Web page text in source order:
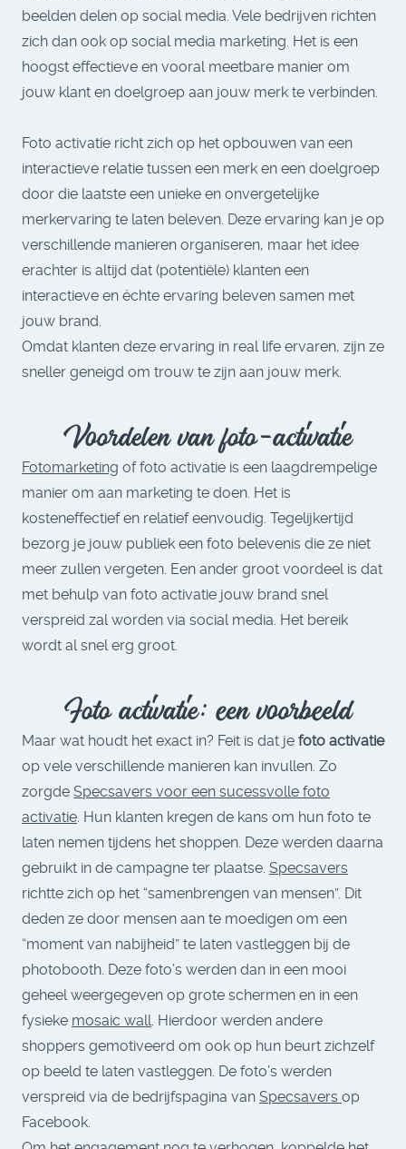
beelden delen op social media. Vele bedrijven richten
zich dan ook op social media marketing. Het is een
hoogst effectieve en vooral meetbare manier om
jouw klant en doelgroep aan jouw merk te verbinden.
Foto activatie richt zich op het opbouwen van een
interactieve relatie tussen een merk en een doelgroep
door die laatste een unieke en onvergetelijke
merkervaring te laten beleven. Deze ervaring kan je op
verschillende manieren organiseren, maar het idee
erachter is altijd dat (potentiële) klanten een
interactieve en échte ervaring beleven samen met
jouw brand.
Omdat klanten deze ervaring in real life ervaren, zijn ze
sneller geneigd om trouw te zijn aan jouw merk.
Voordelen van foto-activatie
Fotomarketing of foto activatie is een laagdrempelige
manier om aan marketing te doen. Het is
kosteneffectief en relatief eenvoudig. Tegelijkertijd
bezorg je jouw publiek een foto belevenis die ze niet
meer zullen vergeten. Een ander groot voordeel is dat
met behulp van foto activatie jouw brand snel
verspreid zal worden via social media. Het bereik
wordt al snel erg groot.
Foto activatie: een voorbeeld
Maar wat houdt het exact in? Feit is dat je foto activatie
op vele verschillende manieren kan invullen. Zo
zorgde Specsavers voor een sucessvolle foto
activatie . Hun klanten kregen de kans om hun foto te
laten nemen tijdens het shoppen. Deze werden daarna
gebruikt in de campagne ter plaatse. Specsavers
richtte zich op het “samenbrengen van mensen”. Dit
deden ze door mensen aan te moedigen om een
“moment van nabijheid” te laten vastleggen bij de
photobooth. Deze foto’s werden dan in een mooi
geheel weergegeven op grote schermen en in een
fysieke mosaic wall . Hierdoor werden andere
shoppers gemotiveerd om ook op hun beurt zichzelf
op beeld te laten vastleggen. De foto’s werden
verspreid via de bedrijfspagina van Specsavers op
Facebook.